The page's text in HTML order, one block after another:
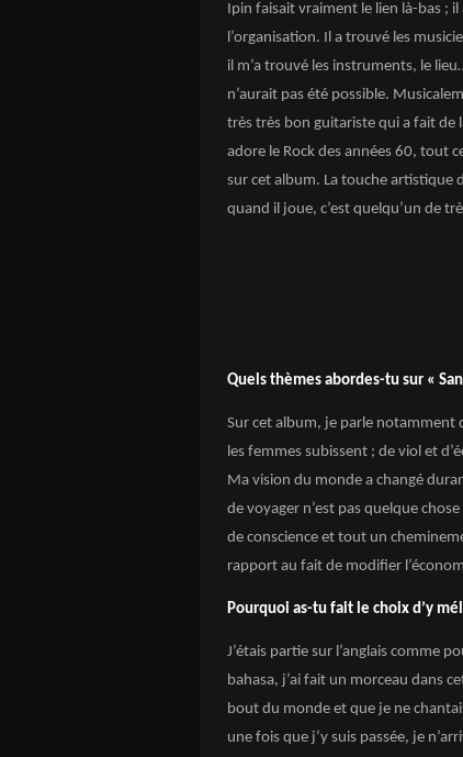
Ipin faisait vraiment le lien là-bas ;
l’organisation. Il a trouvé les
il m’a trouvé les instruments, le
n’aurait pas été possible.
très très bon guitariste qui a fait de
adore le Rock des années 60, tout
sur cet album. La touche artistique
quand il joue, c’est quelqu’un de
Quels thèmes abordes-tu sur «
Sur cet album, je parle notamment
les femmes subissent ; de viol et
Ma vision du monde a changé
de voyager n’est pas quelque
de conscience et tout un
rapport au fait de modifier
Pourquoi as-tu fait le choix d’y
J’étais partie sur l’anglais comme
bahasa, j’ai fait un morceau dans
bout du monde et que je ne
une fois que j’y suis passée, je